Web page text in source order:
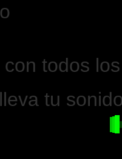
todos
tu